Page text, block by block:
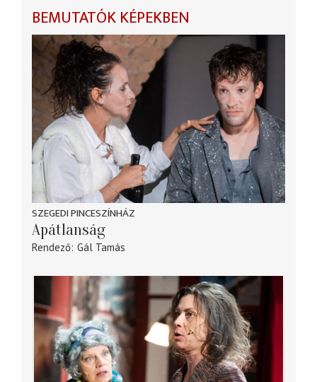
BEMUTATÓK KÉPEKBEN
SZEGEDI PINCESZÍNHÁZ
Apátlanság
Rendező Gál Tamás